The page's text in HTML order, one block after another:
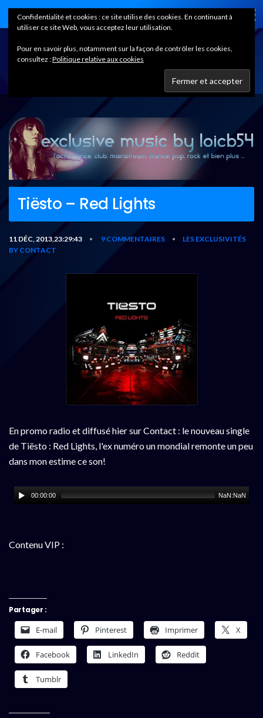
Home
Tiësto – Red Lights
11 DÉC, 2013,23:29:43 • 9 COMMENTAIRES •
LES EXCLUSIVITÉS
BY CONTACT
En promo radio et diffusé hier sur Contact : le nouveau single
de Tiësto : Red Lights, l'ex numéro un mondial remonte un peu
dans mon estime ce son!
00:00:00 NaN:NaN
Contenu VIP :
Partager :
E-mail Pinterest Imprimer X
Facebook LinkedIn Reddit
Tumblr
Confidentialité et cookies : ce site utilise des cookies. En continuant à
utiliser ce site Web, vous acceptez leur utilisation.
Pour en savoir plus, notamment sur la façon de contrôler les cookies,
consultez :Politique relative aux cookies